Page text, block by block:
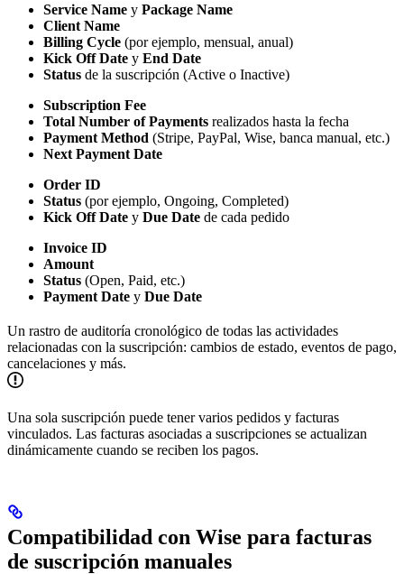
Service Name y Package Name
Client Name
Billing Cycle (por ejemplo, mensual, anual)
Kick Off Date y End Date
Status de la suscripción (Active o Inactive)
Subscription Fee
Total Number of Payments realizados hasta la fecha
Payment Method (Stripe, PayPal, Wise, banca manual, etc.)
Next Payment Date
Order ID
Status (por ejemplo, Ongoing, Completed)
Kick Off Date y Due Date de cada pedido
Invoice ID
Amount
Status (Open, Paid, etc.)
Payment Date y Due Date
Un rastro de auditoría cronológico de todas las actividades
relacionadas con la suscripción: cambios de estado, eventos de pago,
cancelaciones y más.
Una sola suscripción puede tener varios pedidos y facturas
vinculados. Las facturas asociadas a suscripciones se actualizan
dinámicamente cuando se reciben los pagos.
Compatibilidad con Wise para facturas
de suscripción manuales